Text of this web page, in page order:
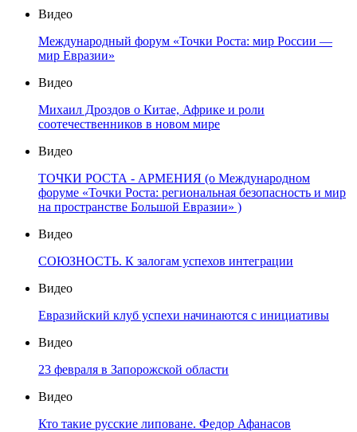
Видео
Международный форум «Точки Роста: мир России —
мир Евразии»
Видео
Михаил Дроздов о Китае, Африке и роли
соотечественников в новом мире
Видео
ТОЧКИ РОСТА - АРМЕНИЯ (о Международном
форуме «Точки Роста: региональная безопасность и мир
на пространстве Большой Евразии» )
Видео
СОЮЗНОСТЬ. К залогам успехов интеграции
Видео
Евразийский клуб успехи начинаются с инициативы
Видео
23 февраля в Запорожской области
Видео
Кто такие русские липоване. Федор Афанасов